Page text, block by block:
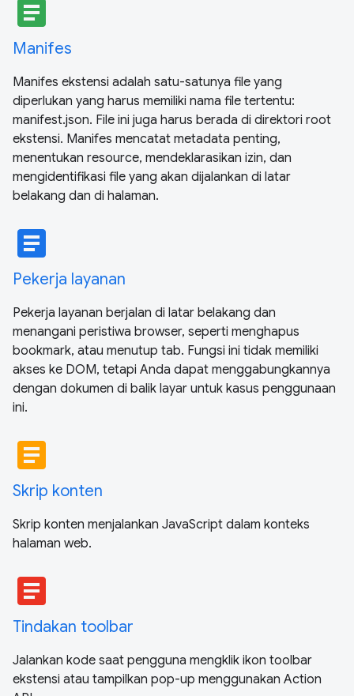
article
Manifes
Manifes ekstensi adalah satu-satunya file yang
diperlukan yang harus memiliki nama file tertentu:
manifest.json. File ini juga harus berada di direktori root
ekstensi. Manifes mencatat metadata penting,
menentukan resource, mendeklarasikan izin, dan
mengidentifikasi file yang akan dijalankan di latar
belakang dan di halaman.
article
Pekerja layanan
Pekerja layanan berjalan di latar belakang dan
menangani peristiwa browser, seperti menghapus
bookmark, atau menutup tab. Fungsi ini tidak memiliki
akses ke DOM, tetapi Anda dapat menggabungkannya
dengan dokumen di balik layar untuk kasus penggunaan
ini.
article
Skrip konten
Skrip konten menjalankan JavaScript dalam konteks
halaman web.
article
Tindakan toolbar
Jalankan kode saat pengguna mengklik ikon toolbar
ekstensi atau tampilkan pop-up menggunakan Action